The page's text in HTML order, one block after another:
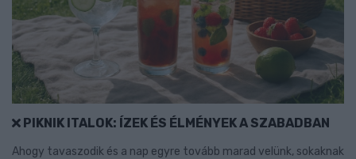
PIKNIK ITALOK: ÍZEK ÉS ÉLMÉNYEK A SZABADBAN
Ahogy tavaszodik és a nap egyre tovább marad velünk, sokaknak